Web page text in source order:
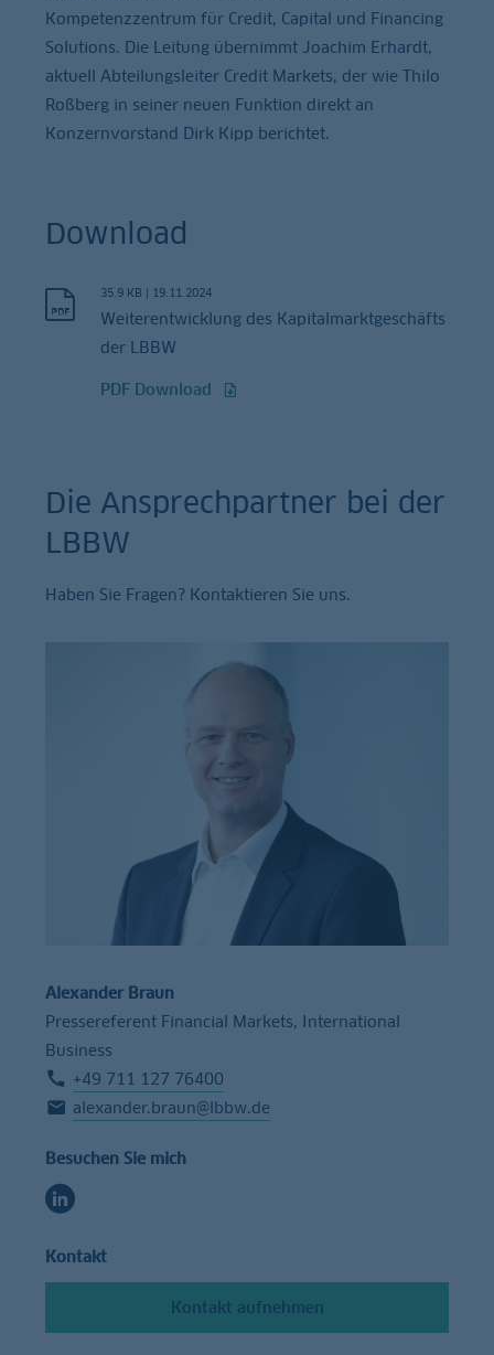
Kompetenzzentrum für Credit, Capital und Financing
Solutions. Die Leitung übernimmt Joachim Erhardt,
aktuell Abteilungsleiter Credit Markets, der wie Thilo
Roßberg in seiner neuen Funktion direkt an
Konzernvorstand Dirk Kipp berichtet.
Download
35.9 KB | 19.11.2024
Weiterentwicklung des Kapitalmarktgeschäfts
der LBBW
PDF Download
Die Ansprechpartner bei der
LBBW
Haben Sie Fragen? Kontaktieren Sie uns.
Alexander Braun
Pressereferent Financial Markets, International
Business
+49 711 127 76400
alexander.braun@lbbw.de
Besuchen Sie mich
Kontakt
Kontakt aufnehmen